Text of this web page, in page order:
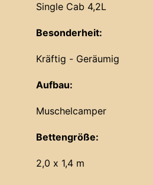
Single Cab 4,2L
Besonderheit:
Kräftig - Geräumig
Aufbau:
Muschelcamper
Bettengröße:
2,0 x 1,4 m